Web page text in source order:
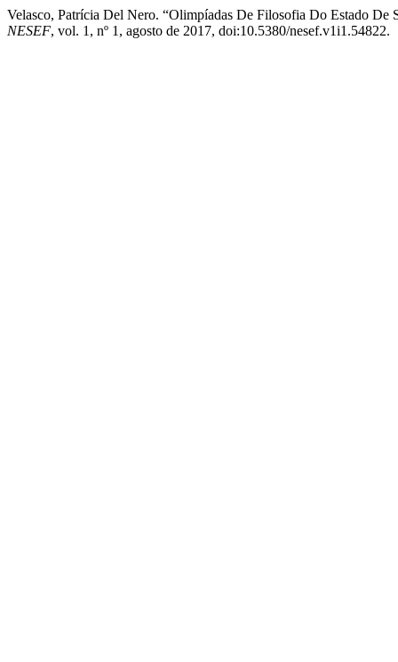
Velasco, Patrícia Del Nero. “Olimpíadas De Filosofia Do Estado
NESEF, vol. 1, nº 1, agosto de 2017, doi:10.5380/nesef.v1i1.54822.